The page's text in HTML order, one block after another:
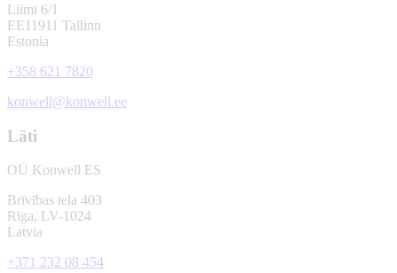
Liimi 6/1
EE11911 Tallinn
Estonia
+358 621 7820
konwell@konwell.ee
Läti
OÜ Konwell ES
Brīvības iela 403
Rīga, LV-1024
Latvia
+371 232 08 454